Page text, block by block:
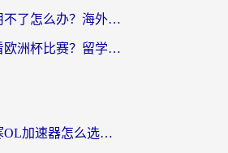
微信在缅甸用不了怎么办？海外华人必看的回国加速全攻略
在境外怎么看欧洲杯比赛？留学生亲测：用对回国加速器就能解决
海外玩逆水寒OL加速器怎么选？老玩家亲测的避坑指南